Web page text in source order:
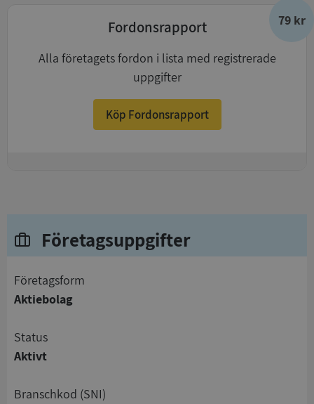
79 kr
Fordonsrapport
Alla företagets fordon i lista med registrerade
uppgifter
Köp Fordonsrapport
Företagsuppgifter
företagsform
Aktiebolag
status
Aktivt
branschkod (SNI)